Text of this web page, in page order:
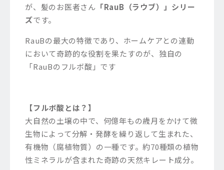
が、髪のお医者さん 「RauB（ラウブ）」シリー
ズです。
RauBの最大の特徴であり、ホームケアとの連動
において奇跡的な役割を果たすのが、独自の
「RauBのフルボ酸」です
【フルボ酸とは？】
大自然の土壌の中で、何億年もの歳月をかけて微
生物によって分解・発酵を繰り返して生まれた、
有機物（腐植物質）の一種です。約70種類の植物
性ミネラルが含まれた奇跡の天然キレート成分。